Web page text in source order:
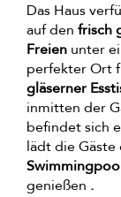
Das Haus
auf den frisch
Freien unter
perfekter Ort
gläserner
inmitten der
befindet sich
lädt die Gäste
genießen .